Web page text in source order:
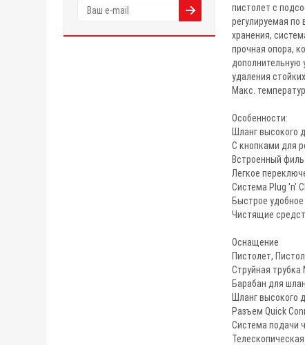
пистолет с
регулируемая по
хранения,
прочная опора,
дополнительную
удаления
Макс.
Особенности:
Шланг высокого
С кнопками для
Встроенный
Легкое
Система Plug 'n'
Быстрое
Чистящие
Оснащение
Пистолет,
Струйная трубка
Барабан для
Шланг высокого
Разъем Quick
Система подачи